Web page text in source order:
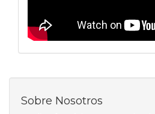
Sobre Nosotros